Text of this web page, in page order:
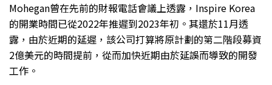
Mohegan曾在先前的財報電話會議上透露，Inspire Korea
的開業時間已從2022年推遲到2023年初。其還於11月透
露，由於近期的延遲，該公司打算將原計劃的第二階段募資
2億美元的時間提前，從而加快近期由於延誤而導致的開發
工作。